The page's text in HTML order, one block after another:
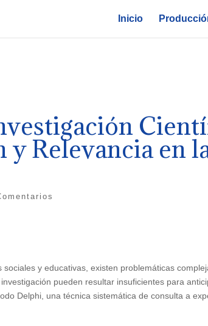
Inicio
Relevancia en
y educativas, existen problemáticas
pueden resultar insuficientes para
Delphi, una técnica sistemática de consulta a